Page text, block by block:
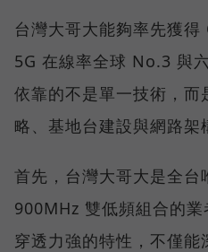
台灣大哥大能夠率先獲
5G 在線率全球 No.3 與
依靠的不是單一技術，而
略、基地台建設與網路架
首先，台灣大哥大是全台
900MHz 雙低頻組合的業
穿透力強的特性，不僅